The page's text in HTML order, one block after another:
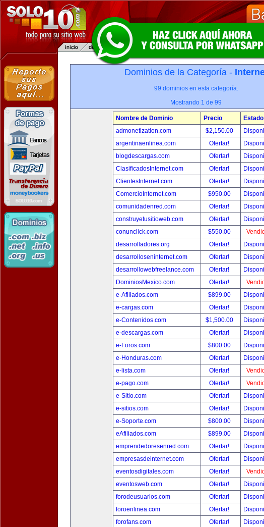
Dominios de la Categoría -
99 dominios en esta categoría.
Mostrando 1 de 99
Nombre de Dominio Precio
Estado
admonetization.com
$2,150.00
argentinaenlinea.com
Ofertar!
blogdescargas.com
Ofertar!
ClasificadosInternet.com
Ofertar!
ClientesInternet.com
Ofertar!
ComercioInternet.com
$950.00
comunidadenred.com
Ofertar!
construyetusitioweb.com
Ofertar!
conunclick.com
$550.00
desarrolladores.org
Ofertar!
desarrolloseninternet.com
Ofertar!
desarrollowebfreelance.com
Ofertar!
DominiosMexico.com
Ofertar!
e-Afiliados.com
$899.00
e-cargas.com
Ofertar!
e-Contenidos.com
$1,500.00
e-descargas.com
Ofertar!
e-Foros.com
$800.00
e-Honduras.com
Ofertar!
e-lista.com
Ofertar!
e-pago.com
Ofertar!
e-Sitio.com
Ofertar!
e-sitios.com
Ofertar!
e-Soporte.com
$800.00
eAfiliados.com
$899.00
emprendedoresenred.com
Ofertar!
empresasdeinternet.com
Ofertar!
eventosdigitales.com
Ofertar!
eventosweb.com
Ofertar!
forodeusuarios.com
Ofertar!
foroenlinea.com
Ofertar!
forofans.com
Ofertar!